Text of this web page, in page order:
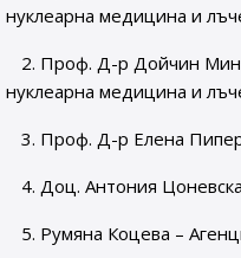
нуклеарна медицина и
2. Проф. Д-р Дойчин
нуклеарна медицина и
3. Проф. Д-р Елена
4. Доц. Антония
5. Румяна Коцева –